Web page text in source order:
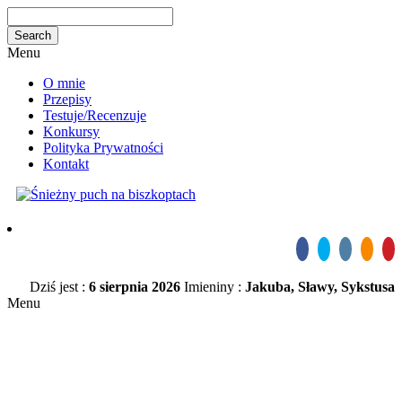
Menu
O mnie
Przepisy
Testuje/Recenzuje
Konkursy
Polityka Prywatności
Kontakt
Dziś jest : 6 sierpnia 2026 Imieniny : Jakuba, Sławy, Sykstusa
Menu